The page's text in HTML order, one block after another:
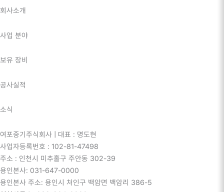
회사소개
사업 분야
보유 장비
공사실적
소식
여포중기주식회사 | 대표 : 명도현
사업자등록번호 : 102-81-47498
주소 : 인천시 미추홀구 주안동 302-39
용인본사: 031-647-0000
용인본사 주소: 용인시 처인구 백암면 백암리 386-5